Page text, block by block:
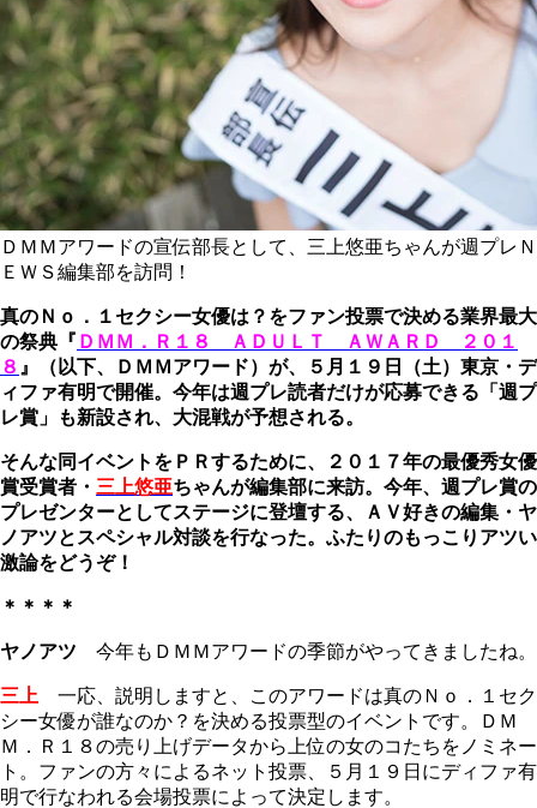
ＤＭＭアワードの宣伝部長として、三上悠亜ちゃんが週プレＮ
ＥＷＳ編集部を訪問！
真のＮｏ．１セクシー女優は？をファン投票で決める業界最大
の祭典『 ＤＭＭ．Ｒ１８ ＡＤＵＬＴ ＡＷＡＲＤ ２０１
８ 』（以下、ＤＭＭアワード）が、５月１９日（土）東京・デ
ィファ有明で開催。今年は週プレ読者だけが応募できる「週プ
レ賞」も新設され、大混戦が予想される。
そんな同イベントをＰＲするために、２０１７年の最優秀女優
賞受賞者・ 三上悠亜ちゃんが編集部に来訪。今年、週プレ賞の
プレゼンターとしてステージに登壇する、ＡＶ好きの編集・ヤ
ノアツとスペシャル対談を行なった。ふたりのもっこりアツい
激論をどうぞ！
＊＊＊＊
ヤノアツ 今年もＤＭＭアワードの季節がやってきましたね。
三上 一応、説明しますと、このアワードは真のＮｏ．１セク
シー女優が誰なのか？を決める投票型のイベントです。ＤＭ
Ｍ．Ｒ１８の売り上げデータから上位の女のコたちをノミネー
ト。ファンの方々によるネット投票、５月１９日にディファ有
明で行なわれる会場投票によって決定します。